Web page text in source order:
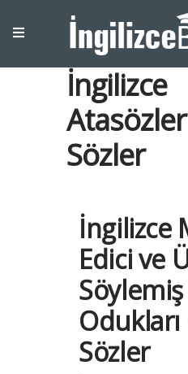
İngilizce
Sözler
İngilizce
Edici ve
Söylemiş
Sözler